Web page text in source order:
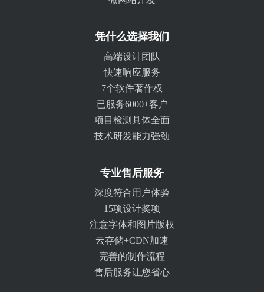
凭什么选择我们
高端设计团队
快速响应服务
7个软件著作权
已服务6000+客户
项目检测具体全面
技术研发能力强劲
专业售后服务
深度符合用户体验
15项设计奖项
注意字体和图片版权
云存储+CDN加速
完善的制作流程
售后服务让您省心